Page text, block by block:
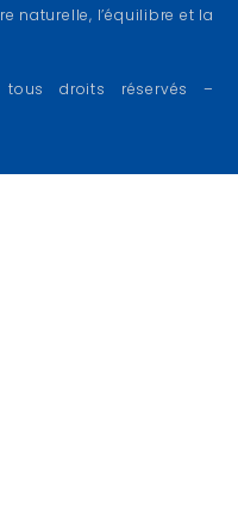
naturelle, l’équilibre et la
– tous droits réservés –